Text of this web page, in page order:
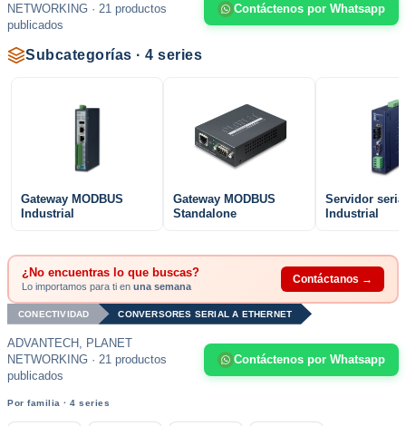
NETWORKING · 21 productos
publicados
Contáctenos por Whatsapp
Subcategorías · 4 series
Gateway MODBUS
Industrial
Gateway MODBUS
Standalone
Servidor
Industrial
¿No encuentras lo que buscas?
Lo importamos para ti en una semana
Contáctanos →
CONECTIVIDAD CONVERSORES SERIAL A ETHERNET
ADVANTECH, PLANET
NETWORKING · 21 productos
publicados
Contáctenos por Whatsapp
Por familia · 4 series